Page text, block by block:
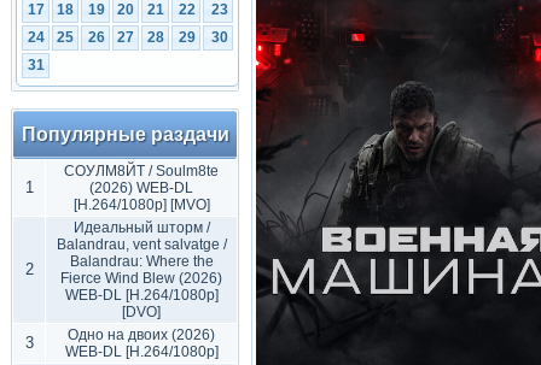
17
18 19 20 21 22
23
24
25 26 27 28 29
30
31
Популярные раздачи
1
СОУЛМ8ЙТ / Soulm8te
(2026) WEB-DL
[H.264/1080p] [MVO]
2
Идеальный шторм /
Balandrau, vent salvatge /
Balandrau: Where the
Fierce Wind Blew (2026)
WEB-DL [H.264/1080p]
[DVO]
3
Одно на двоих (2026)
WEB-DL [H.264/1080p]